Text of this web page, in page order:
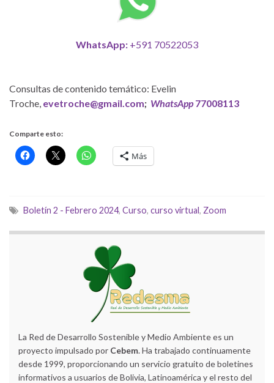
WhatsApp: +591 70522053
Consultas de contenido temático: Evelin
Troche, evetroche@gmail.com; WhatsApp77008113
Comparte esto:
Más
Boletín 2 - Febrero 2024, Curso, curso virtual, Zoom
La Red de Desarrollo Sostenible y Medio Ambiente es un
proyecto impulsado por Cebem. Ha trabajado continuamente
desde 1999, proporcionando un servicio gratuito de boletines
informativos a usuarios de Bolivia, Latinoamérica y el resto del